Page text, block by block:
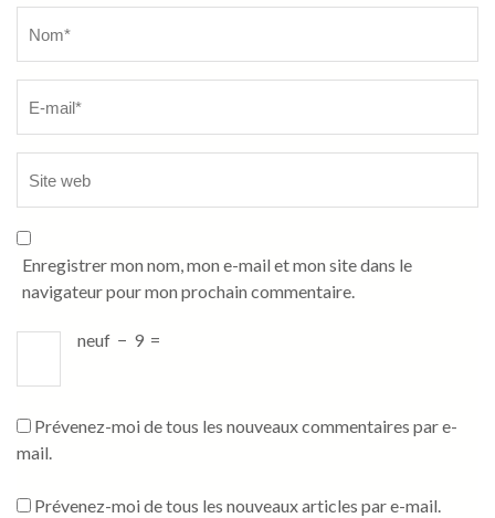
Enregistrer mon nom, mon e-mail et mon site dans le
navigateur pour mon prochain commentaire.
neuf − 9 =
Prévenez-moi de tous les nouveaux commentaires par e-
mail.
Prévenez-moi de tous les nouveaux articles par e-mail.